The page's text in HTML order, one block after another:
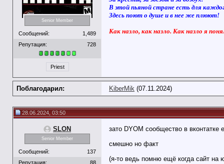
Senior Member
Сообщений:
1,489
Репутация:
728
Priest
В этой пьяной стране есть для
Здесь поют о душе и в нее же плюют!
Как назло, как назло. Как назло я
Поблагодарил: KiberMik (07.11.2024)
28.06.2024, 03:50
SLON
Senior Member
Сообщений:
137
Репутация:
88
зато DYOM сообщество в вконтатке
смешно но факт
(я-то ведь помню ещё когда сайт на